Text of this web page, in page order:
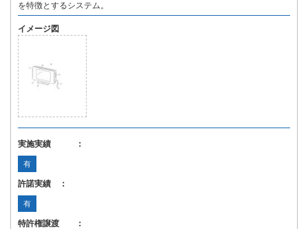
を特徴とするシステム。
イメージ図
実施実績 ：
有
許諾実績 ：
有
特許権譲渡 ：